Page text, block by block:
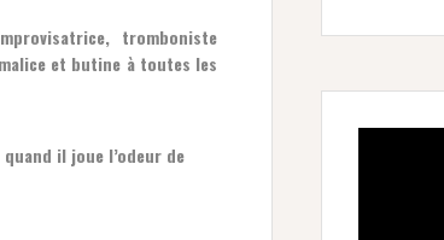
tromboniste
et butine à toutes les
il joue l’odeur de